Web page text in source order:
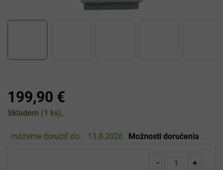
199,90 €
Jednotková
Skladem (1 ks)
môžeme doručiť do: 13.8.2026 Možnosti doručenia